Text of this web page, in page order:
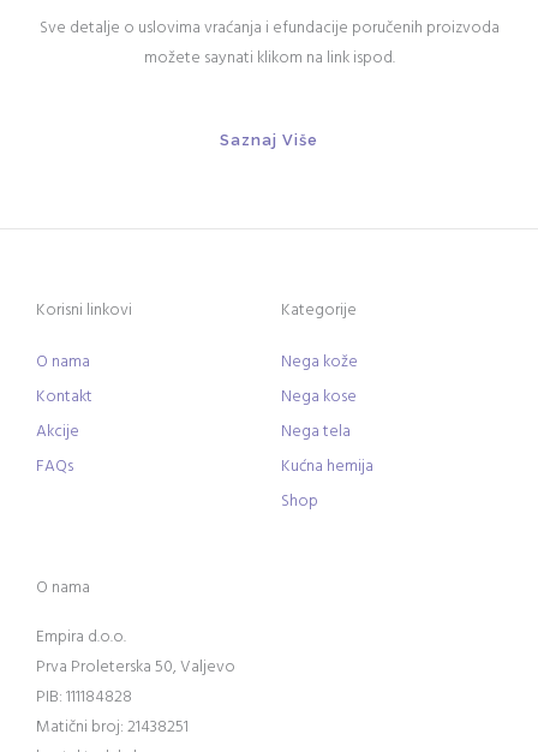
Sve detalje o uslovima vraćanja i efundacije poručenih proizvoda
možete saynati klikom na link ispod.
Saznaj Više
Korisni linkovi
O nama
Kontakt
Akcije
FAQs
Kategorije
Nega kože
Nega kose
Nega tela
Kućna hemija
Shop
O nama
Empira d.o.o.
Prva Proleterska 50, Valjevo
PIB: 111184828
Matični broj: 21438251